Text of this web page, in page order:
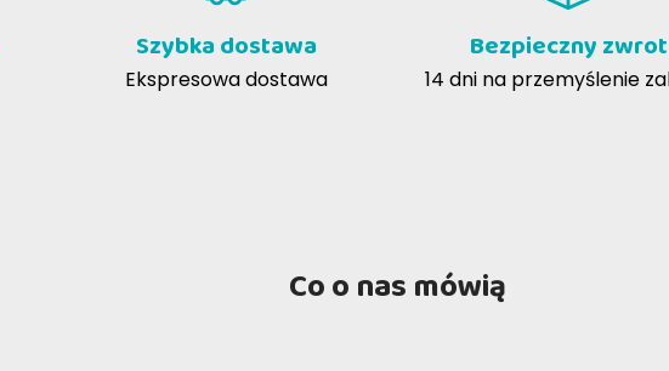
Szybka dostawa
Ekspresowa dostawa
Bezpieczny zwrot
14 dni na przemyślenie
Co o nas mówią